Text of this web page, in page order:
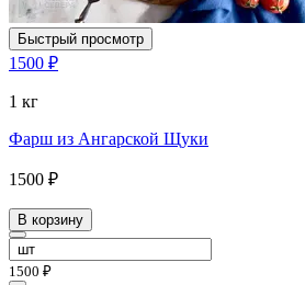
Быстрый просмотр
1500 ₽
1 кг
Фарш из Ангарской Щуки
1500 ₽
В корзину
1500 ₽